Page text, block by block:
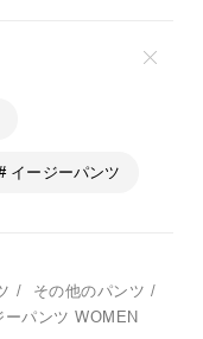
イージーパンツ
/ その他のパンツ /
パンツ WOMEN